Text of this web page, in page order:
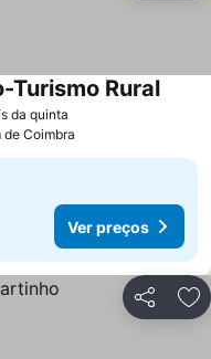
da quinta
Turismo Rural
de Coimbra
Ver preços
Partilhar